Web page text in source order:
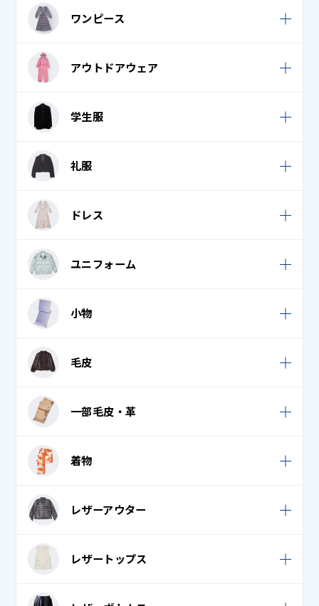
トレーナー・パーカー
バスローブ
ブラウス
ベスト・ロングベスト
ボレロ
ポロシャツ
礼服 / 喪服
スーツ
カジュアルパンツ / スカート
ジャージ
ダウンパンツ / スカート
デニム (ジーンズ)
学生服
ワンピース
サロペット・ジャンパースカート
ロンパース
ワンピース・チュニック
礼服 / 喪服
アウトドアウェア
ウェットスーツ
スキー手袋・スノボ手袋
学生服
学生服
礼服
礼服 / 喪服
ドレス
チャイナドレス
ユニフォーム
エプロン・割烹着
クリーンスーツ
コックコート
ナース服
作業着
白衣 / スクラブ
小物
ウェディンググローブ
スカーフ
タオル・フェイスタオル・バスタオル
ネクタイ・リボン
ハンカチ
毛皮
毛皮コート
毛皮ベスト
毛皮ボレロ
毛皮ワンピース
一部毛皮・革
一部毛皮・革
着物
袷 (小紋・紬)
腰巻 (裾よけ)
レザーアウター
レザーコート (革コート)
レザートップス
レザーシャツ